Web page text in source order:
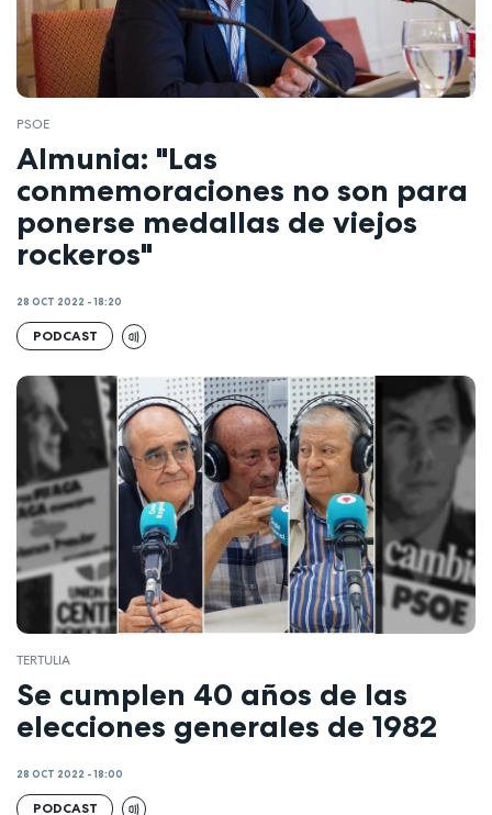
PSOE
Almunia: "Las
conmemoraciones no son para
ponerse medallas de viejos
rockeros"
28 OCT 2022 - 18:20
PODCAST
TERTULIA
Se cumplen 40 años de las
elecciones generales de 1982
28 OCT 2022 - 18:00
PODCAST